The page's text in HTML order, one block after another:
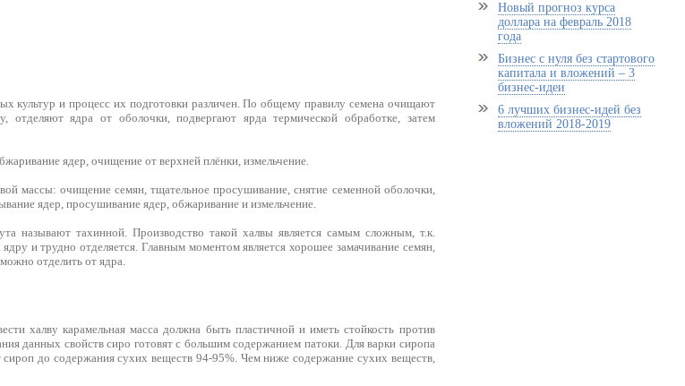
культур и процесс их подготовки различен. По общему правилу семена очищают
отделяют ядра от оболочки, подвергают ярда термической обработке, затем
ядер, очищение от верхней плёнки, измельчение.
массы: очищение семян, тщательное просушивание, снятие семенной оболочки,
ядер, просушивание ядер, обжаривание и измельчение.
называют тахинной. Производство такой халвы является самым сложным, т.к.
и трудно отделяется. Главным моментом является хорошее замачивание семян,
отделить от ядра.
халву карамельная масса должна быть пластичной и иметь стойкость против
данных свойств сиро готовят с большим содержанием патоки. Для варки сиропа
до содержания сухих веществ 94-95%. Чем ниже содержание сухих веществ,
Новый прогноз курса
доллара на февраль 2018
года
Бизнес с нуля без стартового
капитала и вложений – 3
бизнес-идеи
6 лучших бизнес-идей без
вложений 2018-2019